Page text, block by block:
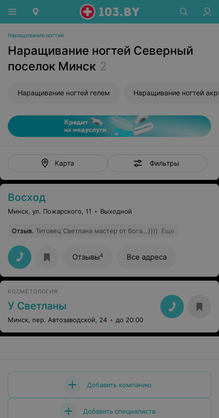
Наращивание ногтей
Наращивание ногтей Северный
поселок Минск 2
Наращивание ногтей гелем Наращивание ногтей
Карта Фильтры
Восход
Минск, ул. Пожарского, 11 Выходной
Отзыв. Титовец Светлана мастер от бога...)))) Еще
Отзывы4 Все адреса
КОСМЕТОЛОГИЯ
У Светланы
Минск, пер. Автозаводской, 24 до 20:00
Добавить компанию
Добавить специалиста